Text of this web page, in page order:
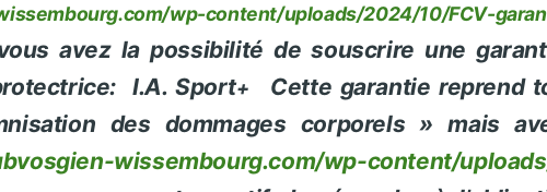
wp-content/uploads/2024/10/FCV-
avez la possibilité de souscrire une
I.A. Sport+ Cette garantie reprend
des dommages corporels »mais
wissembourg.com/wp-content/